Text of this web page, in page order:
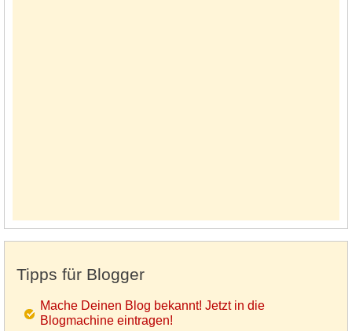
Tipps für Blogger
Mache Deinen Blog bekannt! Jetzt in die
Blogmachine eintragen!